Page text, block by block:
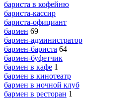
бариста в кофейню
бариста-кассир
бариста-официант
бармен 69
бармен-администратор
бармен-бариста 64
бармен-буфетчик
бармен в кафе 1
бармен в кинотеатр
бармен в ночной клуб
бармен в ресторан 1